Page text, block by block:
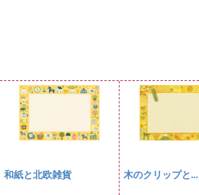
和紙と北欧雑貨 木のクリップと...